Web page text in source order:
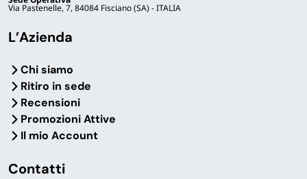
Via Pastenelle, 7, 84084 Fisciano (SA) - ITALIA
L’Azienda
Chi siamo
Ritiro in sede
Recensioni
Promozioni Attive
Il mio Account
Contatti